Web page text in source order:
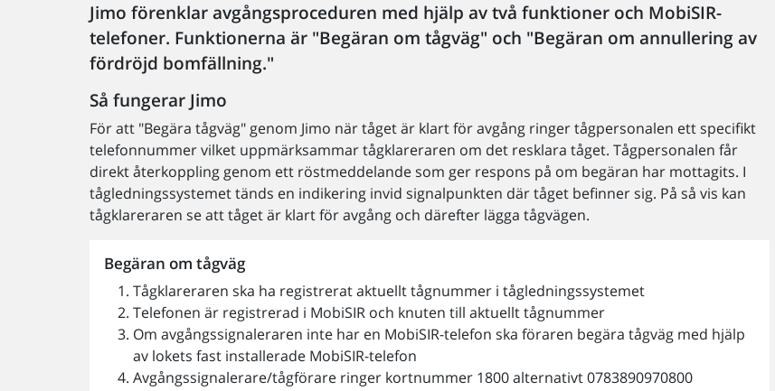
Jimo förenklar avgångsproceduren med hjälp av två funktioner och MobiSIR-
telefoner. Funktionerna är "Begäran om tågväg" och "Begäran om annullering av
fördröjd bomfällning."
Så fungerar Jimo
För att "Begära tågväg" genom Jimo när tåget är klart för avgång ringer tågpersonalen ett specifikt
telefonnummer vilket uppmärksammar tågklareraren om det resklara tåget. Tågpersonalen får
direkt återkoppling genom ett röstmeddelande som ger respons på om begäran har mottagits. I
tågledningssystemet tänds en indikering invid signalpunkten där tåget befinner sig. På så vis kan
tågklareraren se att tåget är klart för avgång och därefter lägga tågvägen.
Begäran om tågväg
Tågklareraren ska ha registrerat aktuellt tågnummer i tågledningssystemet
Telefonen är registrerad i MobiSIR och knuten till aktuellt tågnummer
Om avgångssignaleraren inte har en MobiSIR-telefon ska föraren begära tågväg med hjälp
av lokets fast installerade MobiSIR-telefon
Avgångssignalerare/tågförare ringer kortnummer 1800 alternativt 0783890970800